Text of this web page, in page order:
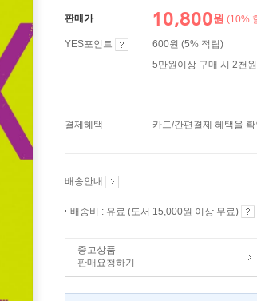
판매가 10,800원 (10%
YES포인트
600원 (5% 적립)
5만원이상 구매 시 2천
결제혜택 카드/간편결제 혜택을
배송안내
배송비 : 유료 (도서 15,000원 이상 무료)
중고상품
판매요청하기